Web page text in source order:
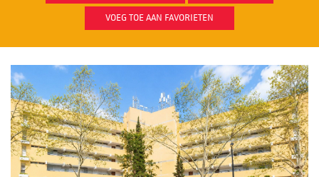
VOEG TOE AAN FAVORIETEN